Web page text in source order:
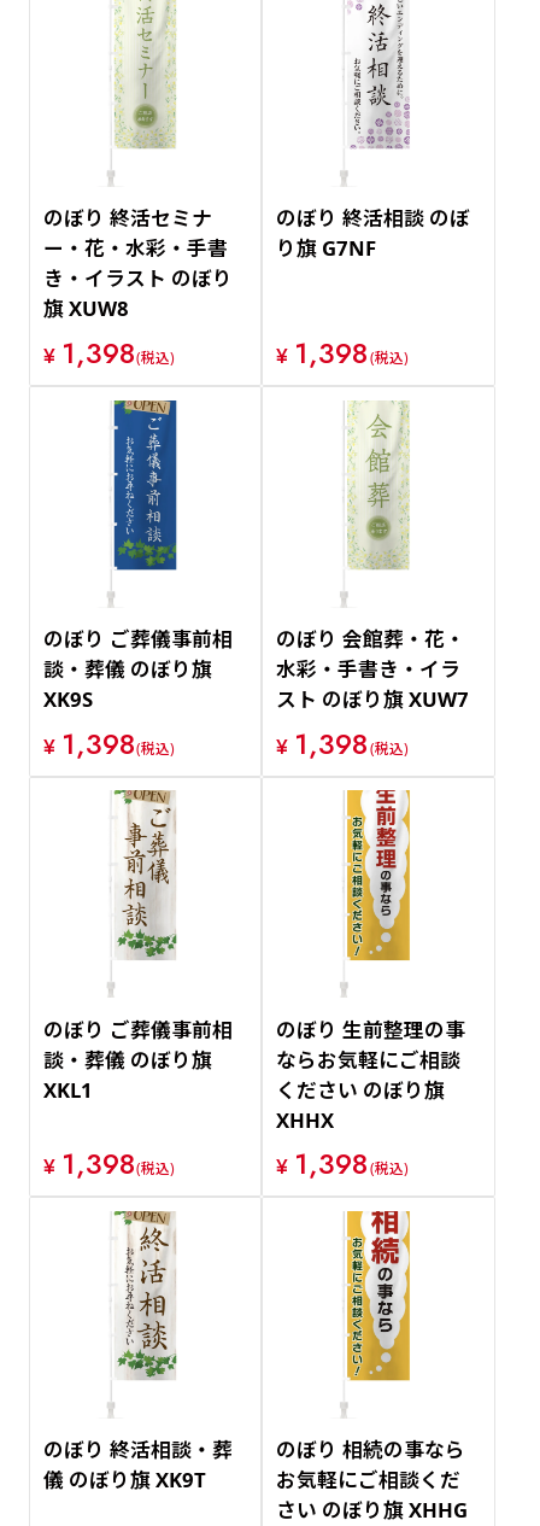
のぼり 終活セミナ
ー・花・水彩・手書
き・イラスト のぼり
旗 XUW8
¥ 1,398(税込)
のぼり 終活相談 のぼ
り旗 G7NF
¥ 1,398(税込)
のぼり ご葬儀事前相
談・葬儀 のぼり旗
XK9S
¥ 1,398(税込)
のぼり 会館葬・花・
水彩・手書き・イラ
スト のぼり旗 XUW7
¥ 1,398(税込)
のぼり ご葬儀事前相
談・葬儀 のぼり旗
XKL1
¥ 1,398(税込)
のぼり 生前整理の事
ならお気軽にご相談
ください のぼり旗
XHHX
¥ 1,398(税込)
のぼり 終活相談・葬
儀 のぼり旗 XK9T
のぼり 相続の事なら
お気軽にご相談くだ
さい のぼり旗 XHHG